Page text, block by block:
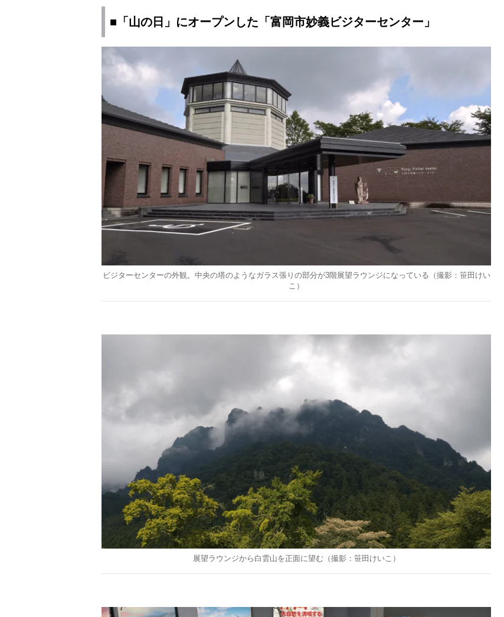
■「山の日」にオープンした「富岡市妙義ビジターセンター」
ビジターセンターの外観。中央の塔のようなガラス張りの部分が3階展望ラウンジになっている（撮影：笹田けい
こ）
展望ラウンジから白雲山を正面に望む（撮影：笹田けいこ）